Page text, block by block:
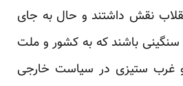
نقش داشتند و حال به جای
باشند که به کشور و ملت
و غرب ستیزی در سیاست خارجی